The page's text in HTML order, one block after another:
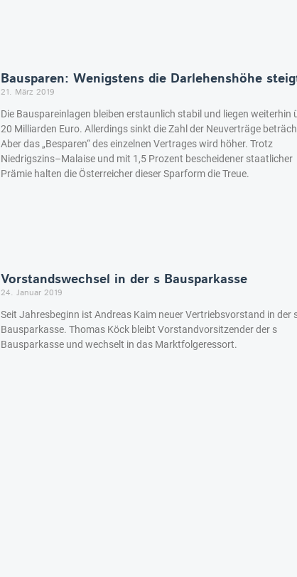
Bausparen: Wenigstens die Darlehenshöhe
21. März 2019
Die Bauspareinlagen bleiben erstaunlich stabil und liegen weiterhin
20 Milliarden Euro. Allerdings sinkt die Zahl der Neuverträge
Aber das „Besparen“ des einzelnen Vertrages wird höher. Trotz
Niedrigszins–Malaise und mit 1,5 Prozent bescheidener staatlicher
Prämie halten die Österreicher dieser Sparform die Treue.
Vorstandswechsel in der s Bausparkasse
24. Januar 2019
Seit Jahresbeginn ist Andreas Kaim neuer Vertriebsvorstand in der
Bausparkasse. Thomas Köck bleibt Vorstandvorsitzender der s
Bausparkasse und wechselt in das Marktfolgeressort.